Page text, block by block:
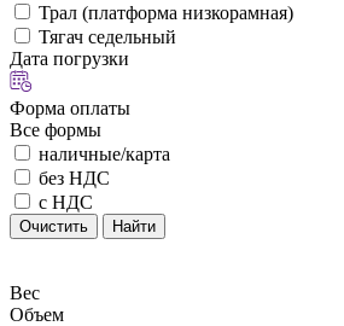
Трал (платформа низкорамная)
Тягач седельный
Дата погрузки
Форма оплаты
Все формы
наличные/карта
без НДС
с НДС
Очистить Найти
Вес
Объем